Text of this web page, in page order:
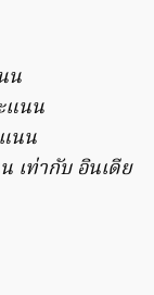
น
แนน
นน
เท่ากับ อินเดีย